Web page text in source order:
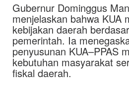
Gubernur Dominggus
menjelaskan bahwa KUA
kebijakan daerah
pemerintah. Ia
penyusunan KUA–PPAS
kebutuhan masyarakat
fiskal daerah.